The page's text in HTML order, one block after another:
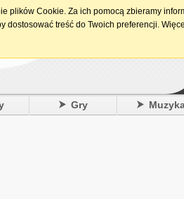
Gry
plików Cookie. Za ich pomocą zbieramy
dostosować treść do Twoich preferencji.